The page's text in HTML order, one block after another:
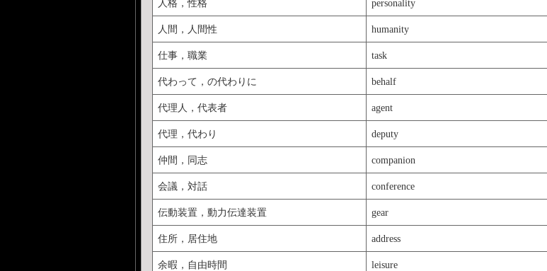
人格，性格 personality
人間，人間性 humanity
仕事，職業 task
代わって，の代わりに behalf
代理人，代表者 agent
代理，代わり deputy
仲間，同志 companion
会議，対話 conference
伝動装置，動力伝達装置 gear
住所，居住地 address
余暇，自由時間 leisure